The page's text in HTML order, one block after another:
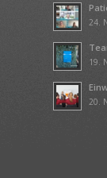
24.
19.
20.